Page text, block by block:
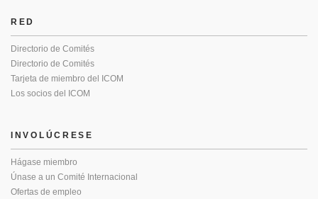
RED
Directorio de Comités
Directorio de Comités
Tarjeta de miembro del ICOM
Los socios del ICOM
INVOLÚCRESE
Hágase miembro
Únase a un Comité Internacional
Ofertas de empleo